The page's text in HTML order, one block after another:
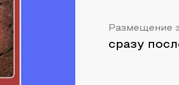
Размещение
сразу